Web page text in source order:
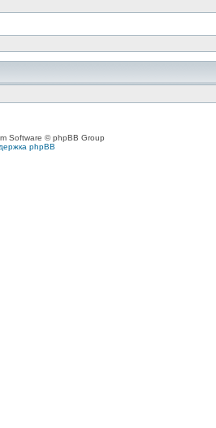
Software © phpBB Group
phpBB